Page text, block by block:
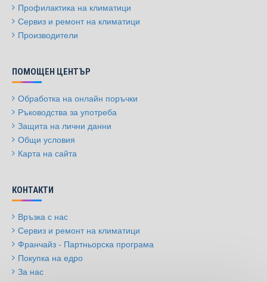
Профилактика на климатици
Сервиз и ремонт на климатици
Производители
ПОМОЩЕН ЦЕНТЪР
Обработка на онлайн поръчки
Ръководства за употреба
Защита на лични данни
Общи условия
Карта на сайта
КОНТАКТИ
Връзка с нас
Сервиз и ремонт на климатици
Франчайз - Партньорска програма
Покупка на едро
За нас